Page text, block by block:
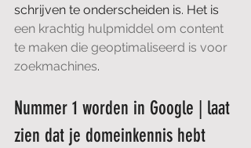
schrijven te onderscheiden is. Het is
een krachtig hulpmiddel om content
te maken die geoptimaliseerd is voor
zoekmachines.
Nummer 1 worden in Google | laat
zien dat je domeinkennis hebt